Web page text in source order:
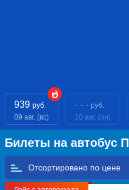
939 руб.
09 авг. (вс)
- - - руб.
10 авг. (пн)
Билеты на автобус
Отсортировано по